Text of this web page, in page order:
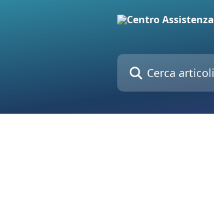
Cerca articoli…